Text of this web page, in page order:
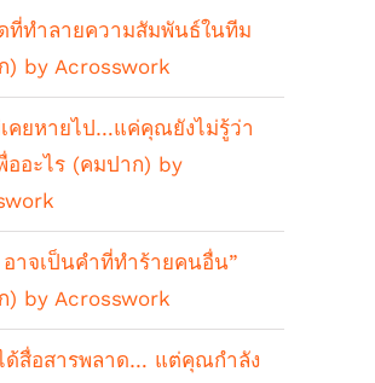
ที่ทำลายความสัมพันธ์ในทีม
) by Acrosswork
คยหายไป…แค่คุณยังไม่รู้ว่า
ออะไร (คมปาก) by
อาจเป็นคำที่ทำร้ายคนอื่น”
) by Acrosswork
สื่อสารพลาด… แต่คุณกำลัง